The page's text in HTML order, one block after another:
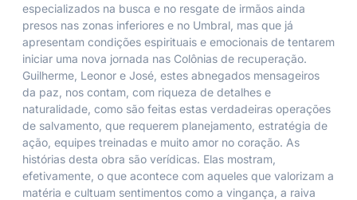
especializados na busca e no resgate de irmãos ainda
presos nas zonas inferiores e no Umbral, mas que já
apresentam condições espirituais e emocionais de tentarem
iniciar uma nova jornada nas Colônias de recuperação.
Guilherme, Leonor e José, estes abnegados mensageiros
da paz, nos contam, com riqueza de detalhes e
naturalidade, como são feitas estas verdadeiras operações
de salvamento, que requerem planejamento, estratégia de
ação, equipes treinadas e muito amor no coração. As
histórias desta obra são verídicas. Elas mostram,
efetivamente, o que acontece com aqueles que valorizam a
matéria e cultuam sentimentos como a vingança, a raiva